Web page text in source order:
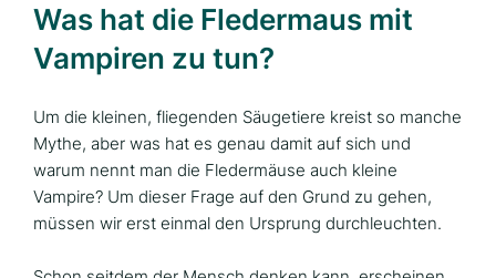
Was hat die Fledermaus mit
Vampiren zu tun?
Um die kleinen, fliegenden Säugetiere kreist so manche
Mythe, aber was hat es genau damit auf sich und
warum nennt man die Fledermäuse auch kleine
Vampire? Um dieser Frage auf den Grund zu gehen,
müssen wir erst einmal den Ursprung durchleuchten.